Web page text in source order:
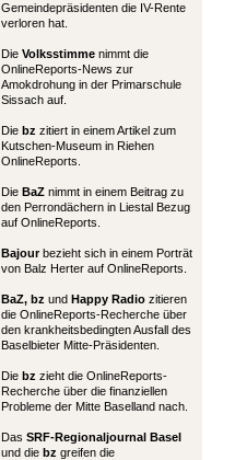
Gemeindepräsidenten die IV-Rente
verloren hat.
Die Volksstimme nimmt die
OnlineReports-News zur
Amokdrohung in der Primarschule
Sissach auf.
Die bz zitiert in einem Artikel zum
Kutschen-Museum in Riehen
OnlineReports.
Die BaZ nimmt in einem Beitrag zu
den Perrondächern in Liestal Bezug
auf OnlineReports.
Bajourbezieht sich in einem Porträt
von Balz Herter auf OnlineReports.
BaZ, bz und Happy Radio zitieren
die OnlineReports-Recherche über
den krankheitsbedingten Ausfall des
Baselbieter Mitte-Präsidenten.
Die bz zieht die OnlineReports-
Recherche über die finanziellen
Probleme der Mitte Baselland nach.
Das SRF-Regionaljournal Basel
und die bz greifen die